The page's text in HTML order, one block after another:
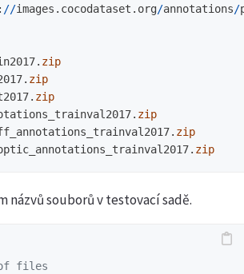
: //images . cocodataset . org/annotations/
. zip
. zip
. zip
. zip
. zip
. zip
názvů souborů v testovací sadě.